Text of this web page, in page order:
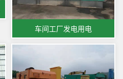
车间工厂发电用电